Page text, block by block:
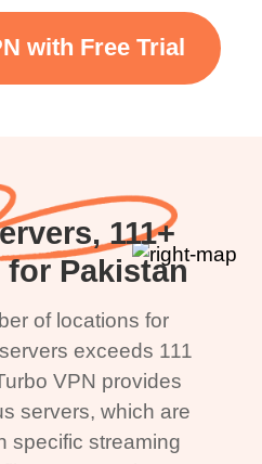
with Free Trial
111+
Pakistan
of locations for
exceeds 111
VPN provides
servers, which are
specific streaming